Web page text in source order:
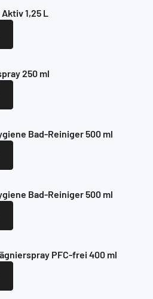
1,25 L
250 ml
Bad-Reiniger 500 ml
Bad-Reiniger 500 ml
PFC-frei 400 ml